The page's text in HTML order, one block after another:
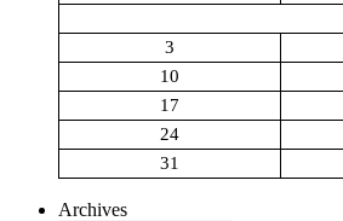
3
10
17
24
31
Archives